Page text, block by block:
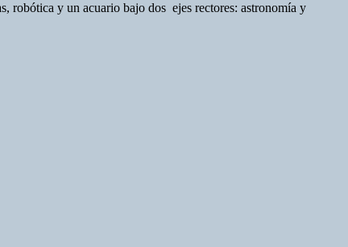
robótica y un acuario bajo dos ejes rectores: astronomía y